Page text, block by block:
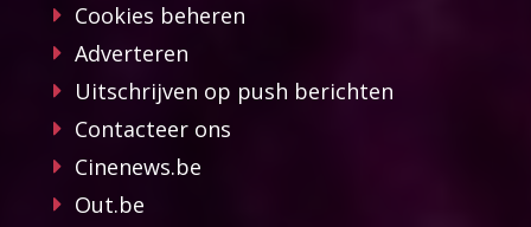
Cookies beheren
Adverteren
Uitschrijven op push berichten
Contacteer ons
Cinenews.be
Out.be